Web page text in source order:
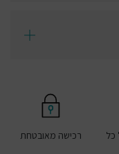
כל
רכישה מאובטחת